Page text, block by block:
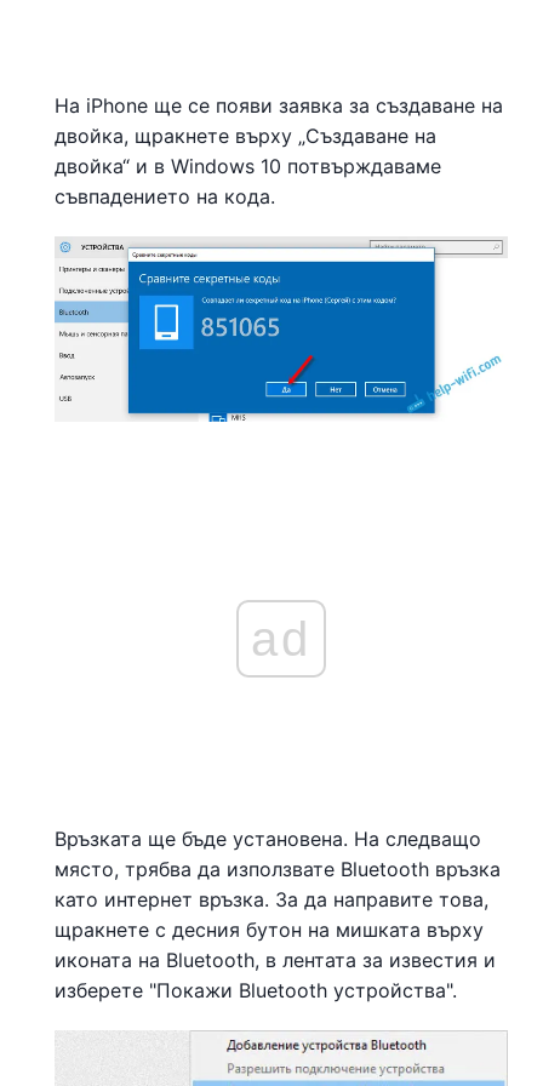
На iPhone ще се появи заявка за създаване на
двойка, щракнете върху „Създаване на
двойка“ и в Windows 10 потвърждаваме
съвпадението на кода.
ad
Връзката ще бъде установена. На следващо
място, трябва да използвате Bluetooth връзка
като интернет връзка. За да направите това,
щракнете с десния бутон на мишката върху
иконата на Bluetooth, в лентата за известия и
изберете "Покажи Bluetooth устройства".